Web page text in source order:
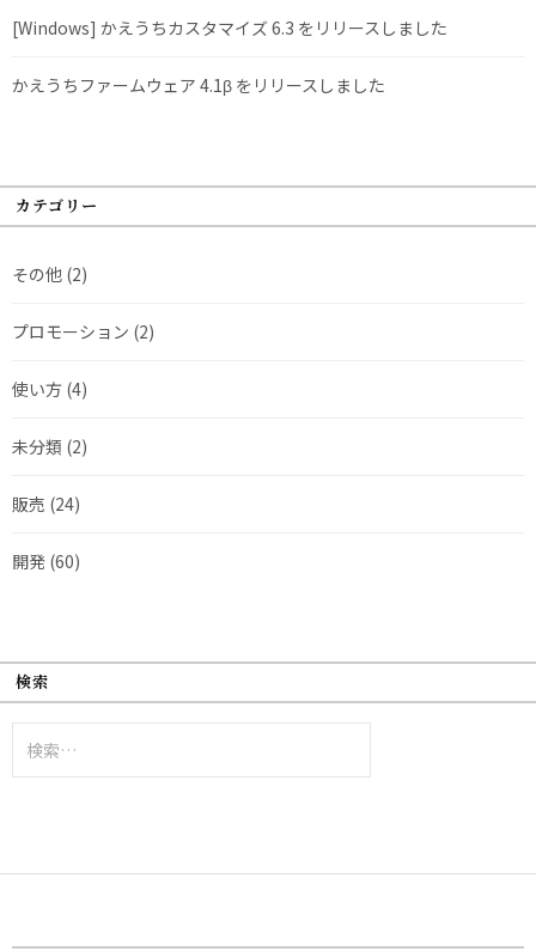
[Windows] かえうちカスタマイズ 6.3 をリリースしました
かえうちファームウェア 4.1β をリリースしました
カテゴリー
その他 (2)
プロモーション (2)
使い方 (4)
未分類 (2)
販売 (24)
開発 (60)
検索
索: